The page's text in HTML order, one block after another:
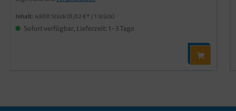
Inhalt: 4800 Stück (0,02 €* / 1 Stück)
Sofort verfügbar, Lieferzeit: 1-3 Tage